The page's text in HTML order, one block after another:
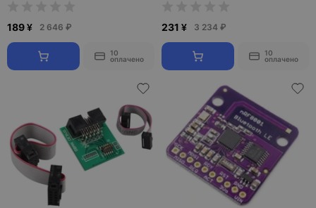
189 ¥ 2 646 ₽
10
оплачено
231 ¥ 3 234 ₽
10
оплачено